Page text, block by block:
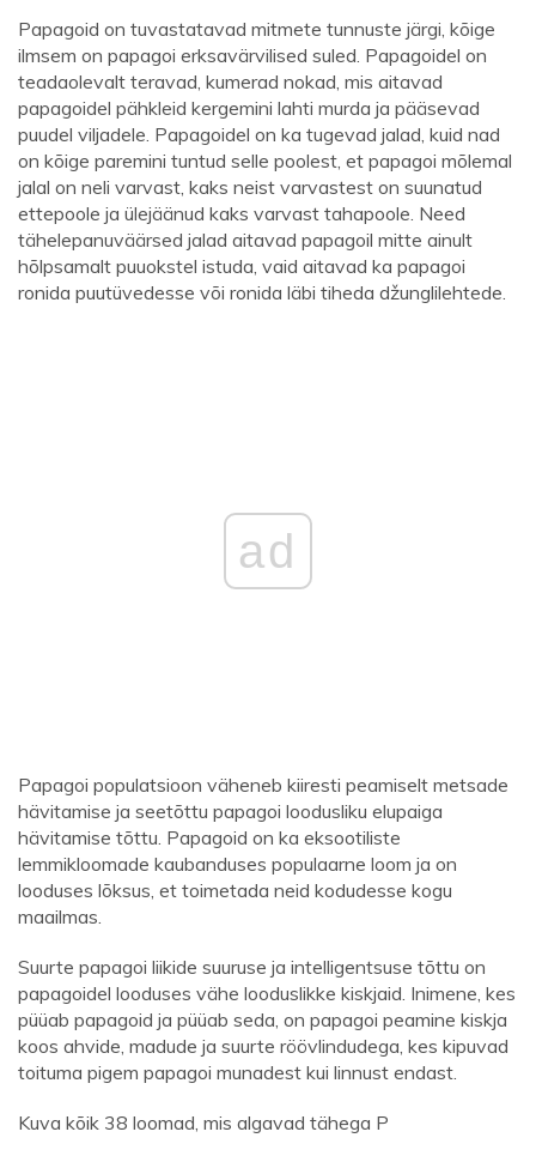
Papagoid on tuvastatavad mitmete tunnuste järgi, kõige
ilmsem on papagoi erksavärvilised suled. Papagoidel on
teadaolevalt teravad, kumerad nokad, mis aitavad
papagoidel pähkleid kergemini lahti murda ja pääsevad
puudel viljadele. Papagoidel on ka tugevad jalad, kuid nad
on kõige paremini tuntud selle poolest, et papagoi mõlemal
jalal on neli varvast, kaks neist varvastest on suunatud
ettepoole ja ülejäänud kaks varvast tahapoole. Need
tähelepanuväärsed jalad aitavad papagoil mitte ainult
hõlpsamalt puuokstel istuda, vaid aitavad ka papagoi
ronida puutüvedesse või ronida läbi tiheda džunglilehtede.
ad
Papagoi populatsioon väheneb kiiresti peamiselt metsade
hävitamise ja seetõttu papagoi loodusliku elupaiga
hävitamise tõttu. Papagoid on ka eksootiliste
lemmikloomade kaubanduses populaarne loom ja on
looduses lõksus, et toimetada neid kodudesse kogu
maailmas.
Suurte papagoi liikide suuruse ja intelligentsuse tõttu on
papagoidel looduses vähe looduslikke kiskjaid. Inimene, kes
püüab papagoid ja püüab seda, on papagoi peamine kiskja
koos ahvide, madude ja suurte röövlindudega, kes kipuvad
toituma pigem papagoi munadest kui linnust endast.
Kuva kõik 38 loomad, mis algavad tähega P